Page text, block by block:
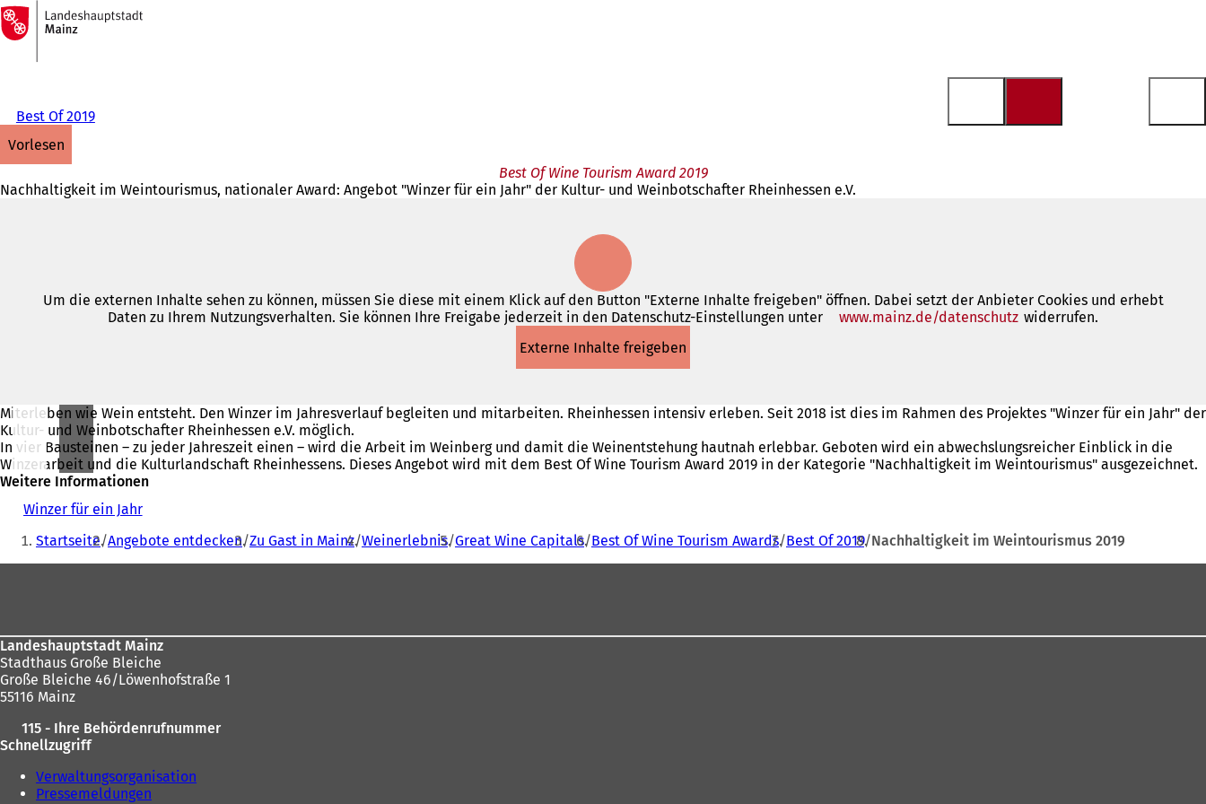
Inhalt anspringen
Zur
Startseite
Best Of 2019
vorlesen
Best Of Wine Tourism Award 2019
Nachhaltigkeit im Weintourismus, nationaler Award: Angebot "Winzer für ein Jahr" der Kultur- und Weinbotschafter Rheinhessen e.V.
Um die externen Inhalte sehen zu können, müssen Sie diese mit einem Klick auf den Button "Externe Inhalte freigeben" öffnen. Dabei setzt der Anbieter Cookies und erhebt
Daten zu Ihrem Nutzungsverhalten. Sie können Ihre Freigabe jederzeit in den Datenschutz-Einstellungen unter
www.mainz.de/datenschutz (Öffnet
widerrufen.
Externe Inhalte freigeben
Miterleben wie Wein entsteht. Den Winzer im Jahresverlauf begleiten und mitarbeiten. Rheinhessen intensiv erleben. Seit 2018 ist dies im Rahmen des Projektes "Winzer für ein Jahr" der
Kultur- und Weinbotschafter Rheinhessen e.V. möglich.
In vier Bausteinen – zu jeder Jahreszeit einen – wird die Arbeit im Weinberg und damit die Weinentstehung hautnah erlebbar. Geboten wird ein abwechslungsreicher Einblick in die
Winzerarbeit und die Kulturlandschaft Rheinhessens. Dieses Angebot wird mit dem Best Of Wine Tourism Award 2019 in der Kategorie "Nachhaltigkeit im Weintourismus" ausgezeichnet.
Weitere Informationen
Winzer für ein Jahr(
f
f
n
e
i
m
u
e
Sie
befinden
Startseite Angebote entdecken Zu Gast in Mainz Weinerlebnis Great Wine Capitals Best Of Wine Tourism Awards Best Of 2019 Nachhaltigkeit im Weintourismus 2019
Landeshauptstadt Mainz
Stadthaus Große Bleiche
Große Bleiche 46/Löwenhofstraße 1
55116 Mainz
115 - Ihre Behördenrufnummer
Schnellzugriff
Verwaltungsorganisation
Pressemeldungen